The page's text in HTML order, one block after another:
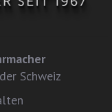
Schweiz